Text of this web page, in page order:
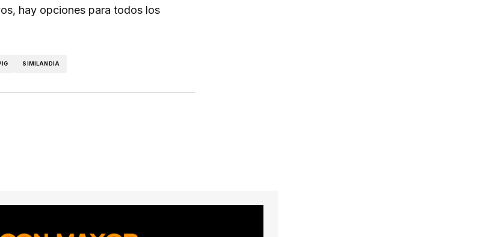
hay opciones para todos los
SIMILANDIA